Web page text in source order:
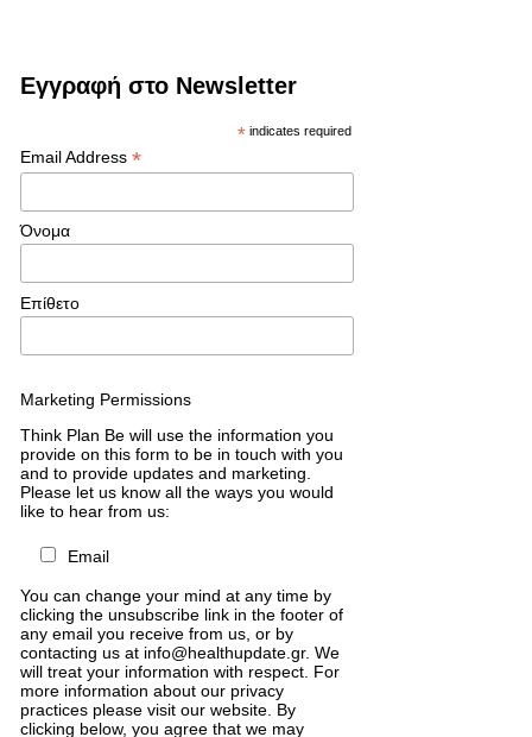
Εγγραφή στο Newsletter
* indicates required
Email Address *
Όνομα
Επίθετο
Marketing Permissions
Think Plan Be will use the information you
provide on this form to be in touch with you
and to provide updates and marketing.
Please let us know all the ways you would
like to hear from us:
Email
You can change your mind at any time by
clicking the unsubscribe link in the footer of
any email you receive from us, or by
contacting us at info@healthupdate.gr. We
will treat your information with respect. For
more information about our privacy
practices please visit our website. By
clicking below, you agree that we may